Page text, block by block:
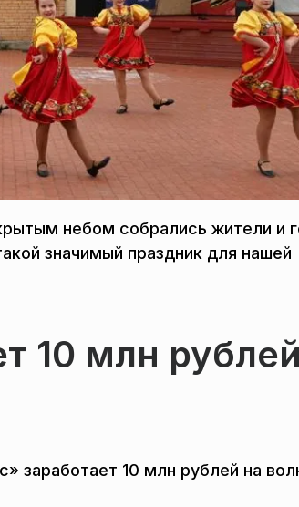
небом собрались жители и
значимый праздник для нашей
10 млн
заработает 10 млн рублей на